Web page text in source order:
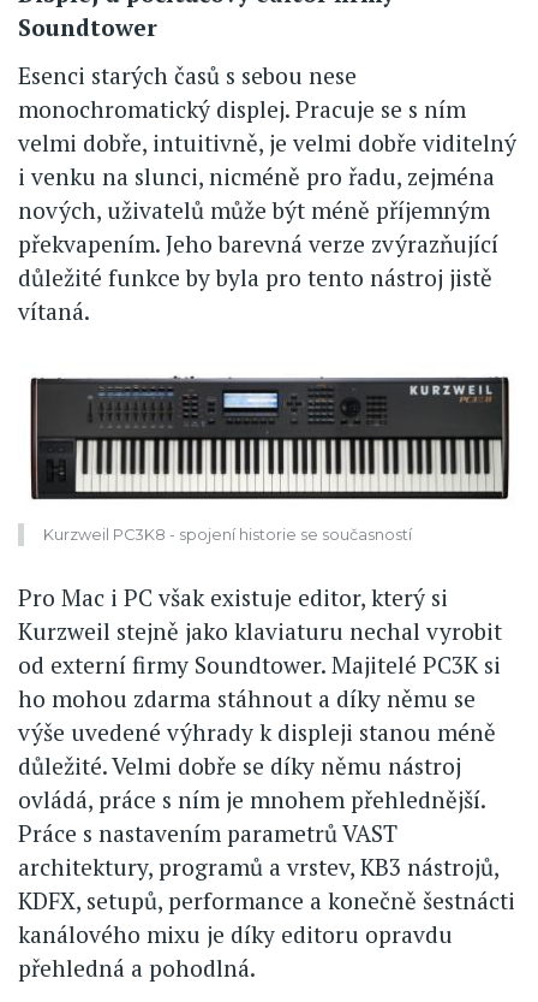
Soundtower
Esenci starých časů s sebou nese
monochromatický displej. Pracuje se s ním
velmi dobře, intuitivně, je velmi dobře viditelný
i venku na slunci, nicméně pro řadu, zejména
nových, uživatelů může být méně příjemným
překvapením. Jeho barevná verze zvýrazňující
důležité funkce by byla pro tento nástroj jistě
vítaná.
Kurzweil PC3K8 - spojení historie se současností
Pro Mac i PC však existuje editor, který si
Kurzweil stejně jako klaviaturu nechal vyrobit
od externí firmy Soundtower. Majitelé PC3K si
ho mohou zdarma stáhnout a díky němu se
výše uvedené výhrady k displeji stanou méně
důležité. Velmi dobře se díky němu nástroj
ovládá, práce s ním je mnohem přehlednější.
Práce s nastavením parametrů VAST
architektury, programů a vrstev, KB3 nástrojů,
KDFX, setupů, performance a konečně šestnácti
kanálového mixu je díky editoru opravdu
přehledná a pohodlná.